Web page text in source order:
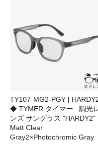
TY107-MG2-PGY [
◆ TYMER タイマー : 調光
ンズ サングラス "HARDY2"
Matt Clear
Gray2×Photochromic Gray